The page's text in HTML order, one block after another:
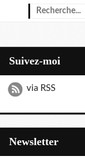
Suivez-moi
via RSS
Newsletter